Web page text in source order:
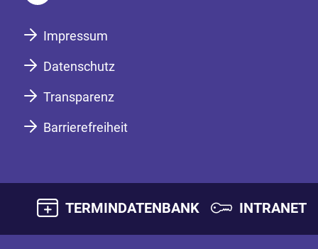
Impressum
Datenschutz
Transparenz
Barrierefreiheit
TERMINDATENBANK INTRANET